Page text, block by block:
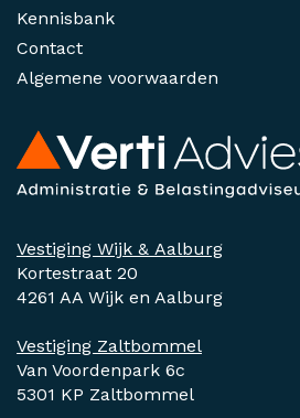
Vestiging Wijk & Aalburg
Kortestraat 20
4261 AA Wijk en Aalburg
Vestiging Zaltbommel
Van Voordenpark 6c
5301 KP Zaltbommel
Kennisbank
Contact
Algemene voorwaarden